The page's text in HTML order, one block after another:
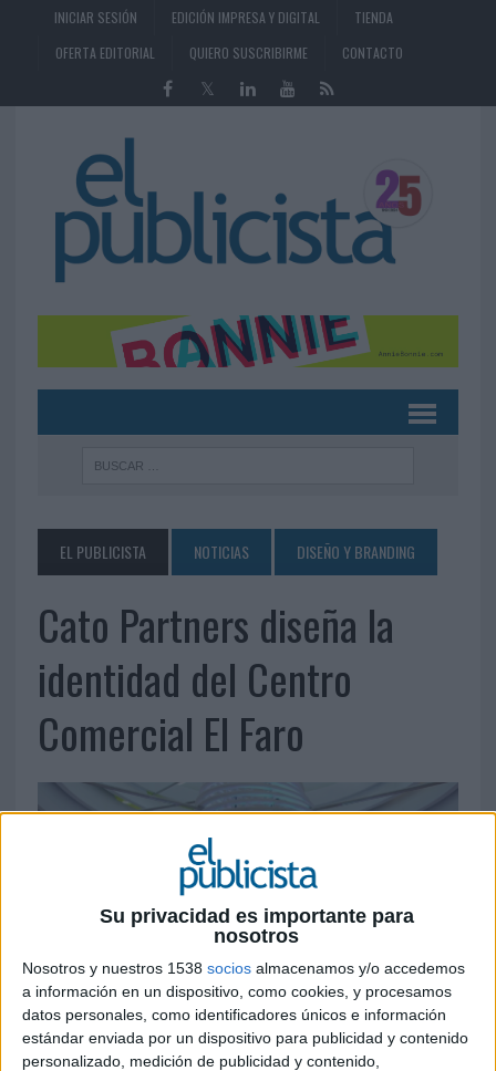
Su privacidad es importante para
nosotros
Nosotros y nuestros 1538 socios almacenamos y/o accedemos
a información en un dispositivo, como cookies, y procesamos
datos personales, como identificadores únicos e información
estándar enviada por un dispositivo para publicidad y contenido
personalizado, medición de publicidad y contenido,
INICIAR SESIÓN EDICIÓN IMPRESA Y DIGITAL
TIENDA
OFERTA EDITORIAL
QUIERO SUSCRIBIRME CONTACTO
EL PUBLICISTA NOTICIAS DISEÑO Y BRANDING
Cato Partners diseña la
identidad del Centro
Comercial El Faro